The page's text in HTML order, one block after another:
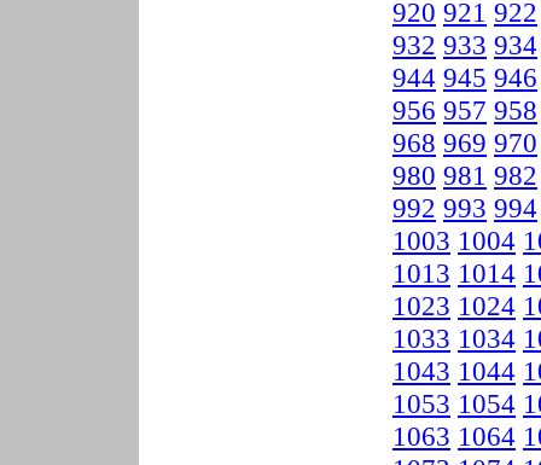
920 921 922
932 933 934
944 945 946
956 957 958
968 969 970
980 981 982
992 993 994
1003 1004
1013 1014
1023 1024
1033 1034
1043 1044
1053 1054
1063 1064